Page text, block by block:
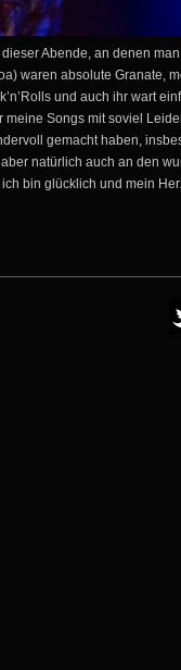
Abende, an denen
waren absolute Granate,
und auch ihr wart
Songs mit soviel
gemacht haben,
natürlich auch an den
bin glücklich und mein